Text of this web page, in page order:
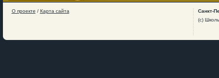
О проекте / Карта сайта
Санкт-
(c)